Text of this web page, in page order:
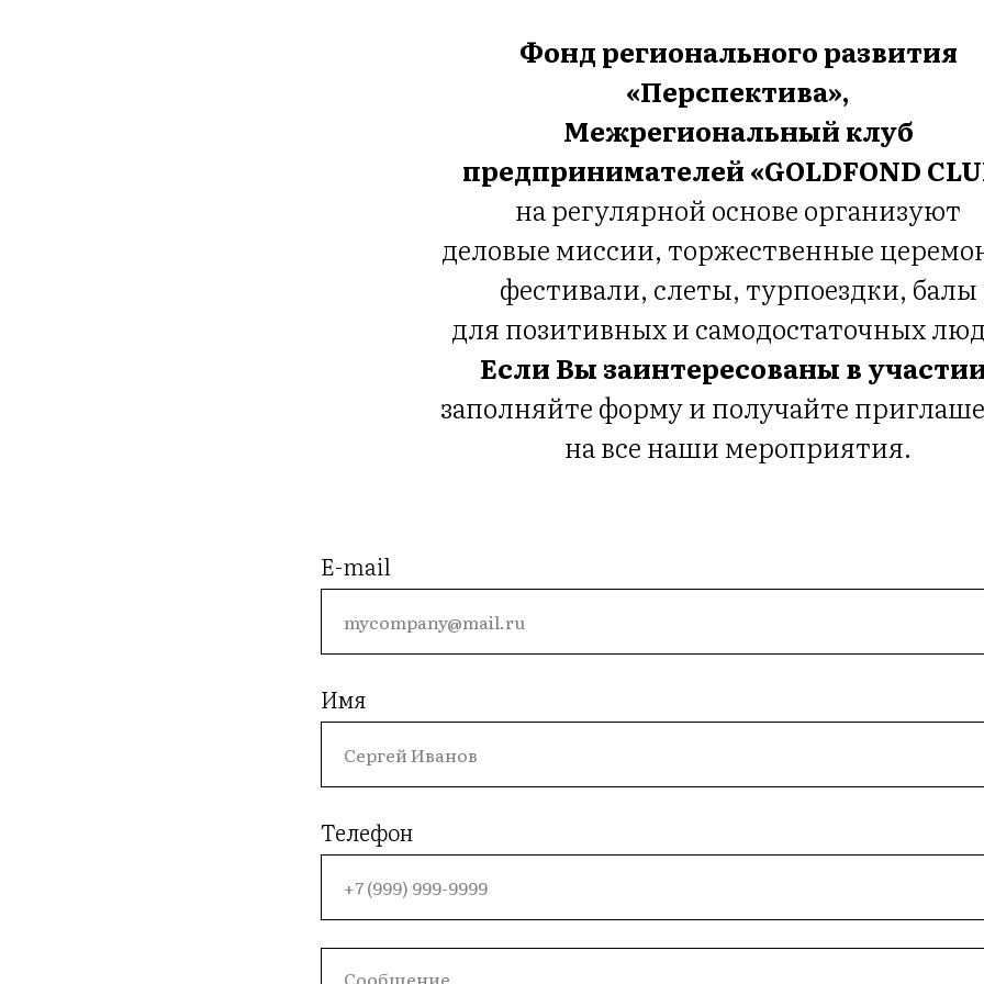
Фонд регионального развития
«Перспектива»,
Межрегиональный клуб
предпринимателей «GOLDFOND
на регулярной основе организуют
деловые миссии, торжественные
фестивали, слеты, турпоездки, балы
для позитивных и самодостаточных
Если Вы заинтересованы в
заполняйте форму и получайте
на все наши мероприятия.
E-mail
Имя
Телефон